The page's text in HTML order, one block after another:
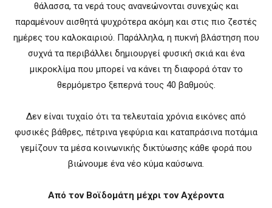
θάλασσα, τα νερά τους ανανεώνονται συνεχώς και
παραμένουν αισθητά ψυχρότερα ακόμη και στις πιο ζεστές
ημέρες του καλοκαιριού. Παράλληλα, η πυκνή βλάστηση που
συχνά τα περιβάλλει δημιουργεί φυσική σκιά και ένα
μικροκλίμα που μπορεί να κάνει τη διαφορά όταν το
θερμόμετρο ξεπερνά τους 40 βαθμούς.
Δεν είναι τυχαίο ότι τα τελευταία χρόνια εικόνες από
φυσικές βάθρες, πέτρινα γεφύρια και καταπράσινα ποτάμια
γεμίζουν τα μέσα κοινωνικής δικτύωσης κάθε φορά που
βιώνουμε ένα νέο κύμα καύσωνα.
Από τον Βοϊδομάτη μέχρι τον Αχέροντα